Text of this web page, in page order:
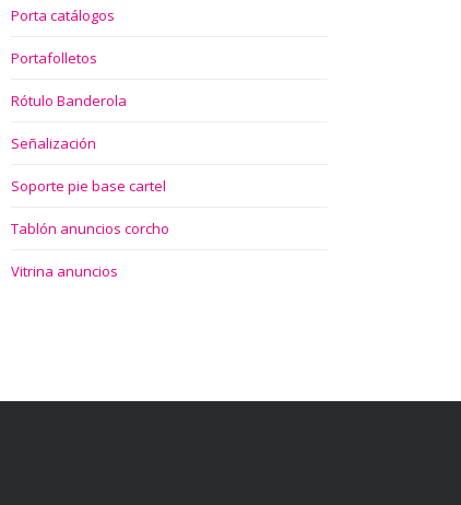
Porta catálogos
Portafolletos
Rótulo Banderola
Señalización
Soporte pie base cartel
Tablón anuncios corcho
Vitrina anuncios